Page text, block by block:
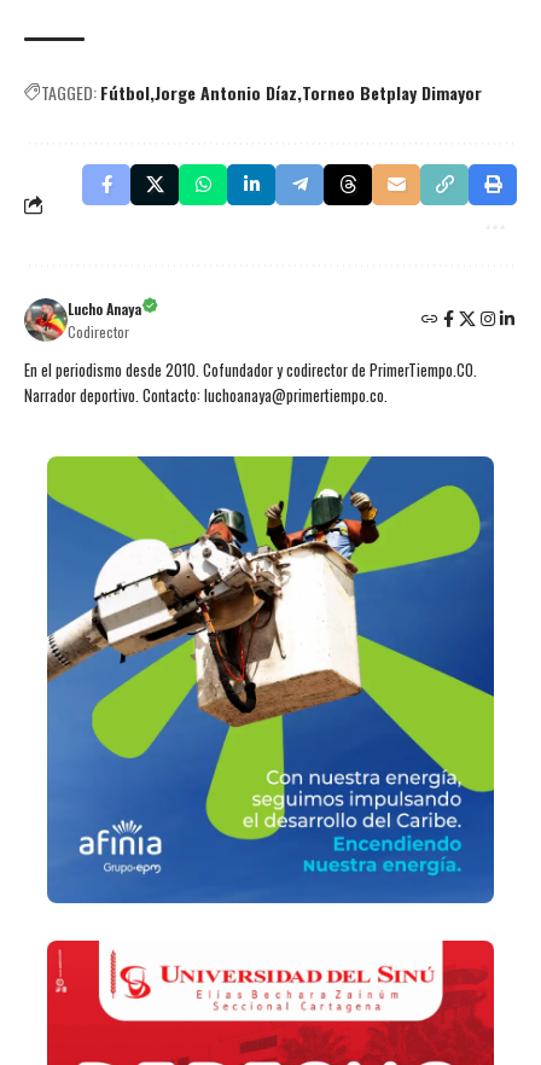
TAGGED:FútbolJorge Antonio Díaz Torneo Betplay Dimayor
Lucho Anaya
Codirector
En el periodismo desde 2010. Cofundador y codirector de PrimerTiempo.CO.
Narrador deportivo. Contacto: luchoanaya@primertiempo.co.